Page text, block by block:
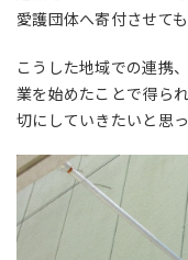
愛護団体へ寄付させても
こうした地域での連携
業を始めたことで得ら
切にしていきたいと思っ